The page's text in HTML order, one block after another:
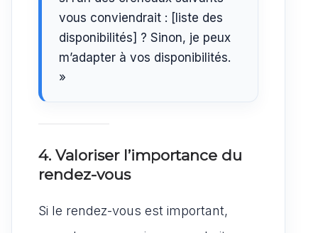
vous conviendrait : [liste des
disponibilités] ? Sinon, je peux
m’adapter à vos disponibilités.
»
4. Valoriser l’importance du
rendez-vous
Si le rendez-vous est important,